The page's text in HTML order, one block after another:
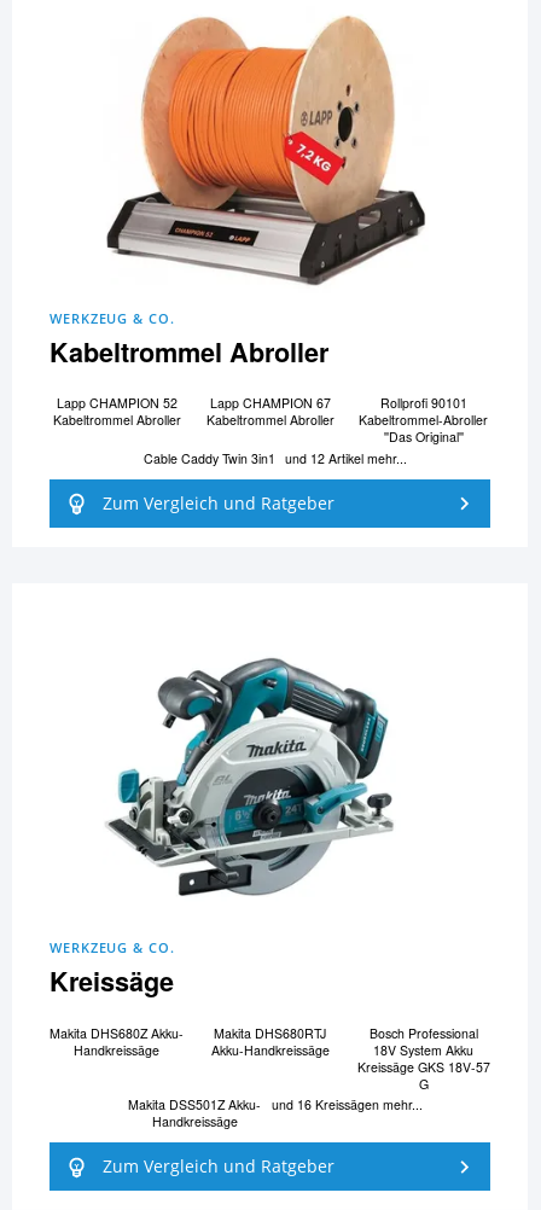
WERKZEUG & CO.
Kabeltrommel Abroller
Lapp CHAMPION 52
Kabeltrommel Abroller
Lapp CHAMPION 67
Kabeltrommel Abroller
Rollprofi 90101
Kabeltrommel-Abroller
''Das Original''
Cable Caddy Twin 3in1
und 12 Artikel mehr...
Zum Vergleich und Ratgeber
WERKZEUG & CO.
Kreissäge
Makita DHS680Z Akku-
Handkreissäge
Makita DHS680RTJ
Akku-Handkreissäge
Bosch Professional
18V System Akku
Kreissäge GKS 18V-57
G
Makita DSS501Z Akku-
Handkreissäge
und 16 Kreissägen mehr...
Zum Vergleich und Ratgeber